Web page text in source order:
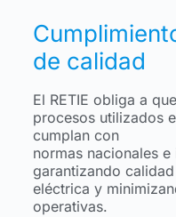
de calidad
El RETIE obliga a
procesos utilizados
cumplan con
normas nacionales e
garantizando
eléctrica y
operativas.